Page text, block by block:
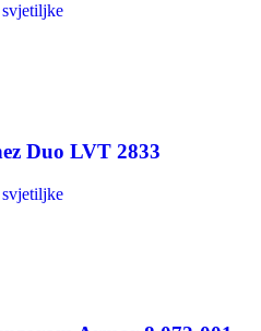
Duo LVT 2833